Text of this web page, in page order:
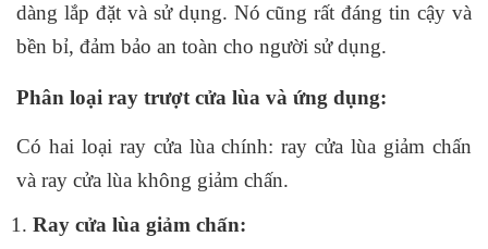
dàng lắp đặt và sử dụng. Nó cũng rất đáng tin cậy và
bền bỉ, đảm bảo an toàn cho người sử dụng.
Phân loại ray trượt cửa lùa và ứng dụng:
Có hai loại ray cửa lùa chính: ray cửa lùa giảm chấn
và ray cửa lùa không giảm chấn.
Ray cửa lùa giảm chấn: